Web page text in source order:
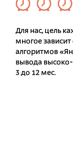
Для нас, цель
многое
алгоритмов
вывода высоко-
3 до 12 мес.